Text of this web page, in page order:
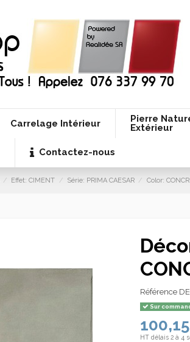
Carrelage Intérieur
Pierre
Extérieur
Contactez-nous
Effet: CIMENT Série: PRIMA CAESAR Color:
Référence
Sur
HTdélais 2 à 4